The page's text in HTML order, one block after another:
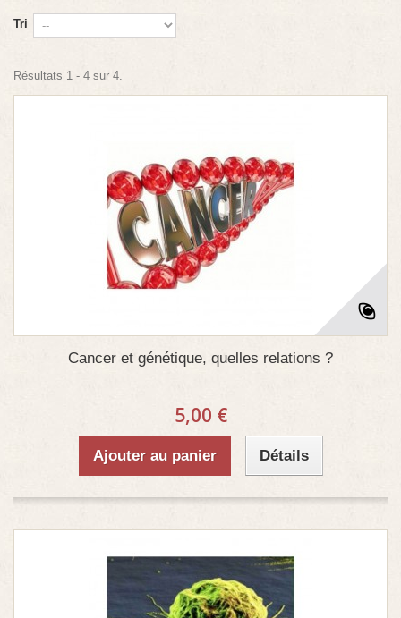
Tri
Résultats 1 - 4 sur 4.
Cancer et génétique, quelles relations ?
5,00 €
Ajouter au panier Détails